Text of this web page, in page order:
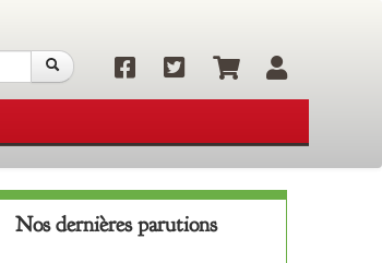
Recherche
Recherche
Nos dernières parutions